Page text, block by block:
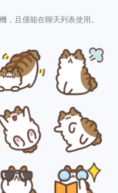
，且僅能在聊天列表使用。